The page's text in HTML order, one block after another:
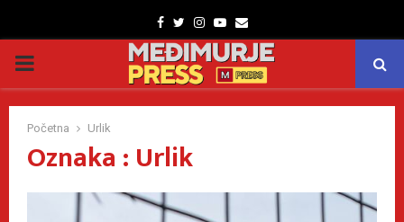
Facebook
TwitterInstagram
Youtube
Email
PRIMARY
MENU
Početna Urlik
Oznaka : Urlik